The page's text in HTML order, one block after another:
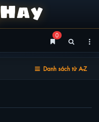
0
Danh sách từ A-Z